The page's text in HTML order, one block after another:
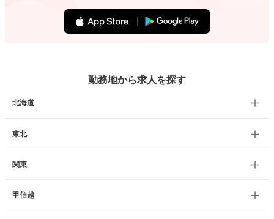
勤務地から求人を探す
北海道
東北
関東
甲信越